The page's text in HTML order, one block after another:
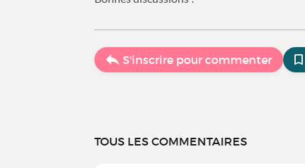
S'inscrire pour commenter
TOUS LES COMMENTAIRES